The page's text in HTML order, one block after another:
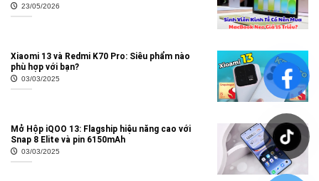
23/05/2026
Xiaomi 13 và Redmi K70 Pro: Siêu phẩm nào
phù hợp với bạn?
03/03/2025
Mở Hộp iQOO 13: Flagship hiệu năng cao với
Snap 8 Elite và pin 6150mAh
03/03/2025